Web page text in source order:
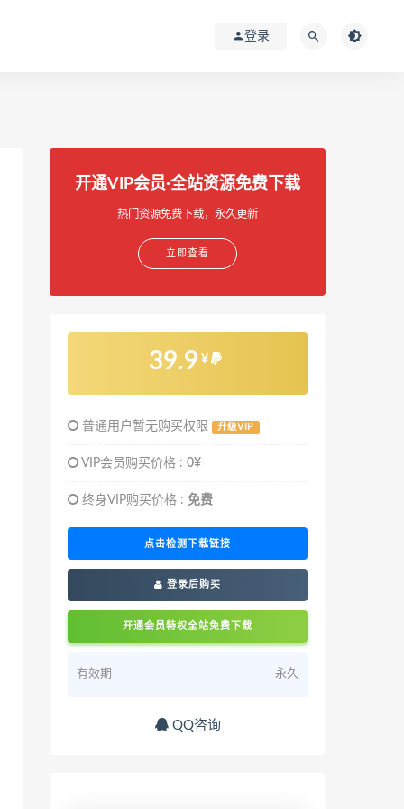
登录
开通VIP会员·全站资源免费下载
热门资源免费下载，永久更新
立即查看
39.9 ¥
普通用户暂无购买权限 升级VIP
VIP会员购买价格 : 0¥
终身VIP购买价格 : 免费
点击检测下载链接
登录后购买
开通会员特权全站免费下载
有效期 永久
QQ咨询